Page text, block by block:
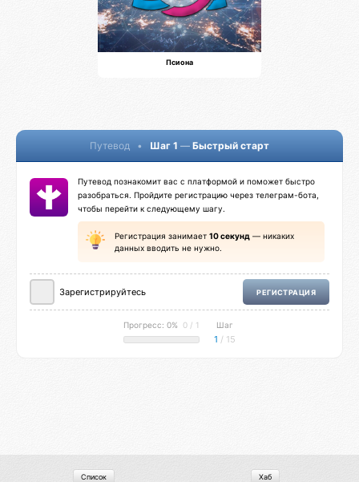
Псиона
Путевод • Шаг 1 — Быстрый старт
Путевод познакомит вас с платформой и поможет быстро
разобраться. Пройдите регистрацию через телеграм-бота,
чтобы перейти к следующему шагу.
Регистрация занимает 10 секунд — никаких
данных вводить не нужно.
Зарегистрируйтесь РЕГИСТРАЦИЯ
Прогресс: 0% 0 / 1 Шаг
1 / 15
Список Хаб